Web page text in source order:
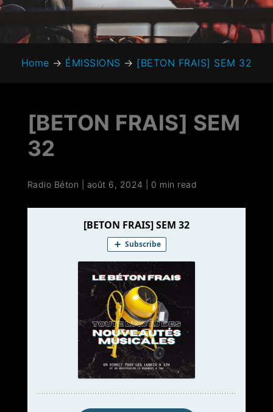
Home → ÉMISSIONS → [BETON FRAIS] SEM 32
[BETON FRAIS] SEM
32
Radio Béton août 6, 2024 0 min read